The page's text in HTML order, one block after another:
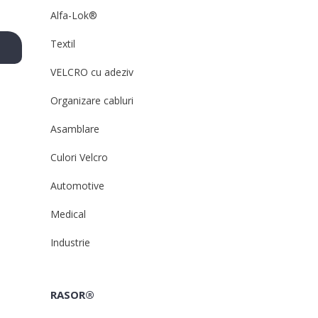
Alfa-Lok®
Textil
VELCRO cu adeziv
Organizare cabluri
Asamblare
Culori Velcro
Automotive
Medical
Industrie
RASOR®